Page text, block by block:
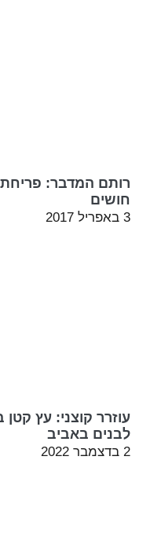
רותם המדבר:
חושים
3 באפריל 2017
עוזרר קוצני: עץ
לבנים באביב
2 בדצמבר 2022